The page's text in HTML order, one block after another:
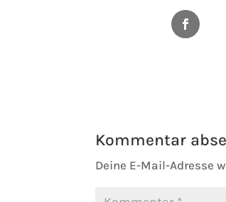
Kommentar
Deine E-Mail-Adresse